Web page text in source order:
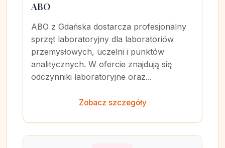
ABO
ABO z Gdańska dostarcza profesjonalny
sprzęt laboratoryjny dla laboratoriów
przemysłowych, uczelni i punktów
analitycznych. W ofercie znajdują się
odczynniki laboratoryjne oraz...
Zobacz szczegóły